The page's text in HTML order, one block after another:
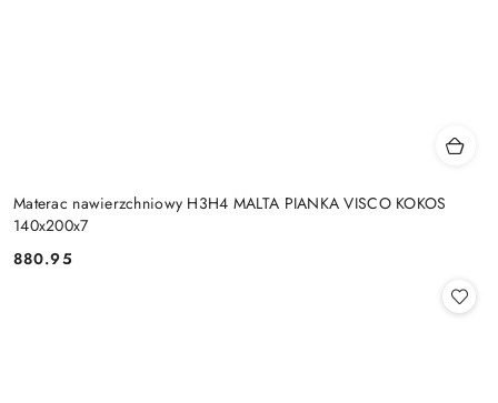
Materac nawierzchniowy H3H4 MALTA PIANKA VISCO KOKOS
140x200x7
Cena:
880.95